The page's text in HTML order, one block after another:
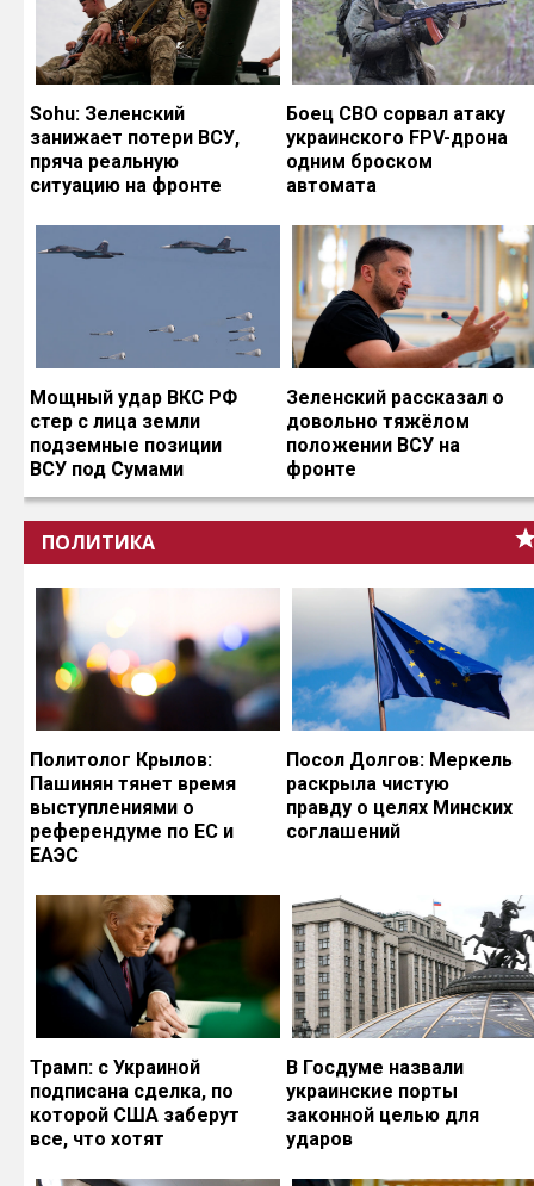
Sohu: Зеленский
занижает потери ВСУ,
пряча реальную
ситуацию на фронте
Боец СВО сорвал атаку
украинского FPV-дрона
одним броском
автомата
Мощный удар ВКС РФ
стер с лица земли
подземные позиции
ВСУ под Сумами
Зеленский рассказал о
довольно тяжёлом
положении ВСУ на
фронте
ПОЛИТИКА
Политолог Крылов:
Пашинян тянет время
выступлениями о
референдуме по ЕС и
ЕАЭС
Посол Долгов: Меркель
раскрыла чистую
правду о целях Минских
соглашений
Трамп: с Украиной
подписана сделка, по
которой США заберут
все, что хотят
В Госдуме назвали
украинские порты
законной целью для
ударов